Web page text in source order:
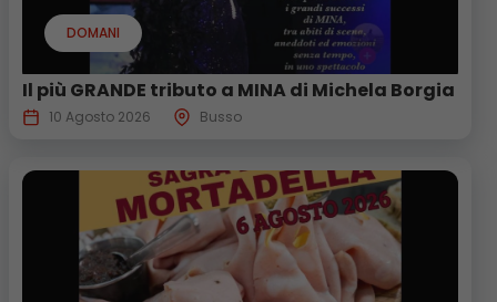
DOMANI
Il più GRANDE tributo a MINA di Michela Borgia
10 Agosto 2026 Busso